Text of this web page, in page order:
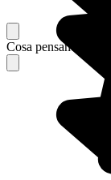
Cosa pensano i